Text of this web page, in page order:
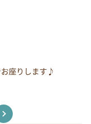
座りします♪